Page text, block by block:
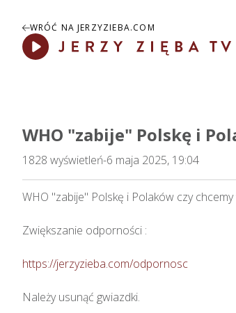
WRÓĆ NA JERZYZIEBA.COM
WHO "zabije" Polskę i
1828 wyświetleń-6 maja 2025, 19:04
WHO "zabije" Polskę i Polaków czy
Zwiększanie odporności :
https://jerzyzieba.com/odpornosc
Należy usunąć gwiazdki.